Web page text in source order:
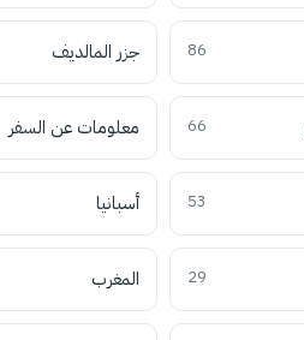
86 جزر المالديف
66 معلومات عن السفر
53 أسبانيا
29 المغرب